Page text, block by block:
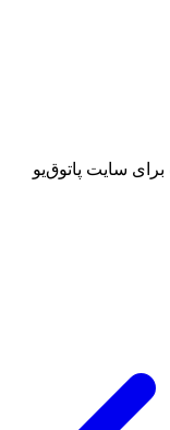
برای سایت پاتوق‌یو